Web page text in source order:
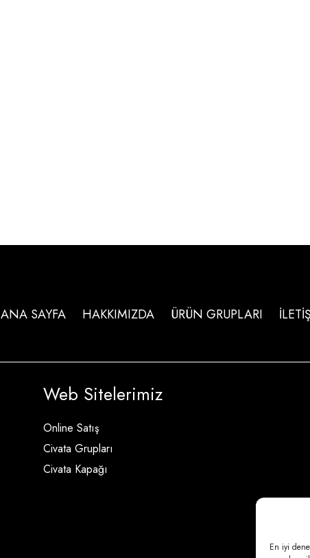
En iyi
ANA SAYFA HAKKIMIZDA ÜRÜN GRUPLARI
Web Sitelerimiz
Online Satış
Civata Grupları
Civata Kapağı